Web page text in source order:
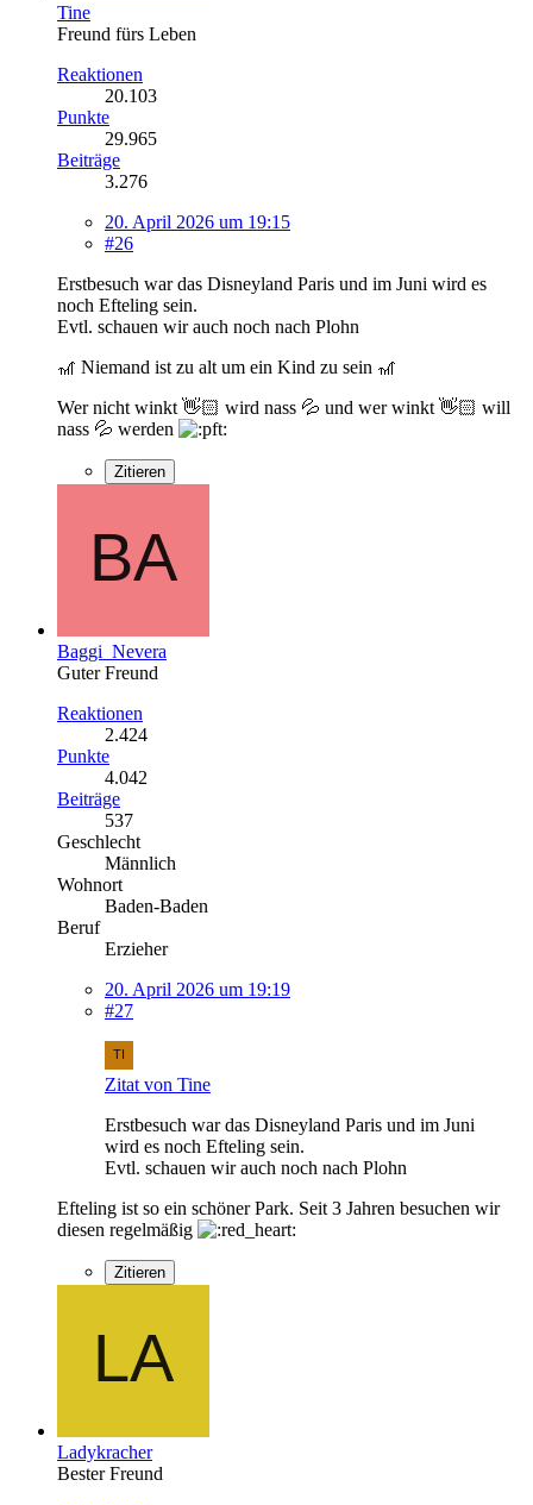
Tine
Freund fürs Leben
Reaktionen
20.103
Punkte
29.965
Beiträge
3.276
20. April 2026 um 19:15
#26
Erstbesuch war das Disneyland Paris und im Juni wird es
noch Efteling sein.
Evtl. schauen wir auch noch nach Plohn
🎢 Niemand ist zu alt um ein Kind zu sein 🎢
Wer nicht winkt 👋🏻 wird nass 💦 und wer winkt 👋🏻 will
nass 💦 werden
Zitieren
Baggi_Nevera
Guter Freund
Reaktionen
2.424
Punkte
4.042
Beiträge
537
Geschlecht
Männlich
Wohnort
Baden-Baden
Beruf
Erzieher
20. April 2026 um 19:19
#27
Zitat von Tine
Erstbesuch war das Disneyland Paris und im Juni
wird es noch Efteling sein.
Evtl. schauen wir auch noch nach Plohn
Efteling ist so ein schöner Park. Seit 3 Jahren besuchen wir
diesen regelmäßig
Zitieren
Ladykracher
Bester Freund